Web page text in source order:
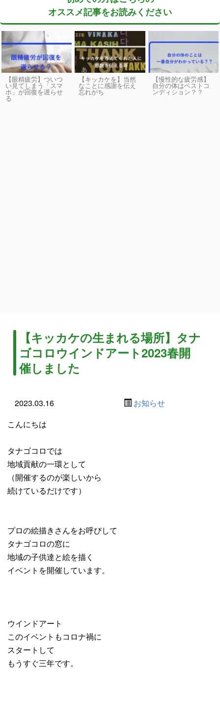
オススメ記事をお読みください
【眼精疲労】ついつ
い見てしまう「スマ
ホ」が回復を遅らせ
る
【キッカケを】当然
なことに感謝を伝え
忘れがち
【慢性的な疲労感】
自分の体はベストコ
ンディション？？
【キッカケの生まれる場所】タナ
ゴコロウインドアート2023春開
催しました
2023.03.16
お知らせ
こんにちは
タナゴコロでは
地域貢献の一環として
（開催するのが楽しいから
続けているだけです）
プロの絵描きさんをお呼びして
タナゴコロの窓に
地域の子供達と絵を描く
イベントを開催しています。
ウインドアート
このイベントもコロナ禍に
スタートして
もうすぐ三年です。